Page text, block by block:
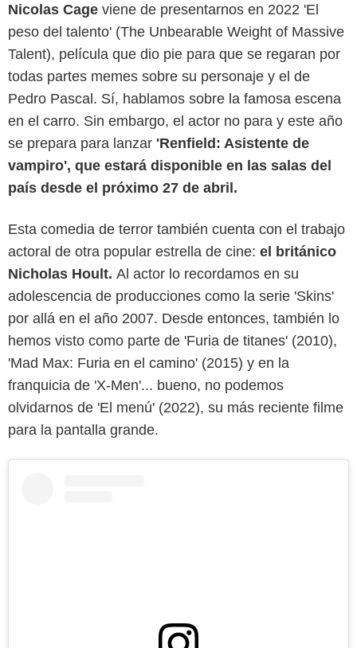
Nicolas Cage viene de presentarnos en 2022 'El
peso del talento' (The Unbearable Weight of Massive
Talent), película que dio pie para que se regaran por
todas partes memes sobre su personaje y el de
Pedro Pascal. Sí, hablamos sobre la famosa escena
en el carro. Sin embargo, el actor no para y este año
se prepara para lanzar 'Renfield: Asistente de
vampiro', que estará disponible en las salas del
país desde el próximo 27 de abril.
Esta comedia de terror también cuenta con el trabajo
actoral de otra popular estrella de cine: el británico
Nicholas Hoult. Al actor lo recordamos en su
adolescencia de producciones como la serie 'Skins'
por allá en el año 2007. Desde entonces, también lo
hemos visto como parte de 'Furia de titanes' (2010),
'Mad Max: Furia en el camino' (2015) y en la
franquicia de 'X-Men'... bueno, no podemos
olvidarnos de 'El menú' (2022), su más reciente filme
para la pantalla grande.